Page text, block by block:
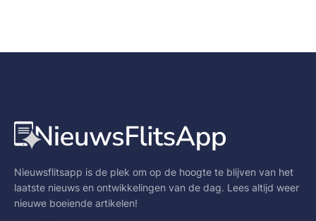
Nieuwsflitsapp is de plek om op de hoogte te blijven van het
laatste nieuws en ontwikkelingen van de dag. Lees altijd weer
nieuwe boeiende artikelen!